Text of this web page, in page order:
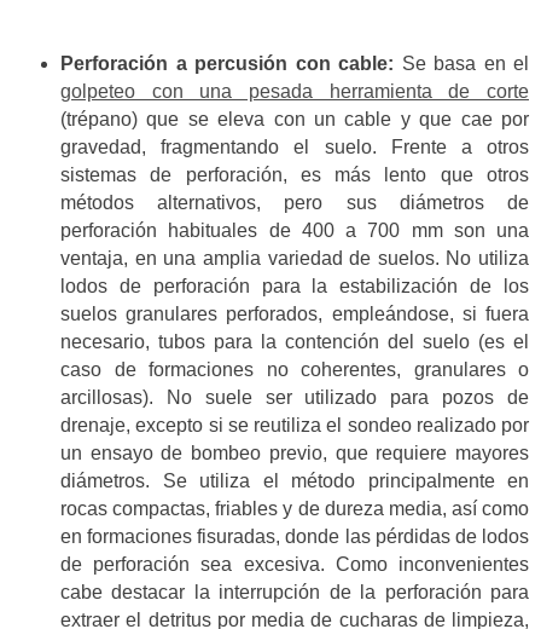
Perforación a percusión con cable: Se basa en el
golpeteo con una pesada herramienta de corte
(trépano) que se eleva con un cable y que cae por
gravedad, fragmentando el suelo. Frente a otros
sistemas de perforación, es más lento que otros
métodos alternativos, pero sus diámetros de
perforación habituales de 400 a 700 mm son una
ventaja, en una amplia variedad de suelos. No utiliza
lodos de perforación para la estabilización de los
suelos granulares perforados, empleándose, si fuera
necesario, tubos para la contención del suelo (es el
caso de formaciones no coherentes, granulares o
arcillosas). No suele ser utilizado para pozos de
drenaje, excepto si se reutiliza el sondeo realizado por
un ensayo de bombeo previo, que requiere mayores
diámetros. Se utiliza el método principalmente en
rocas compactas, friables y de dureza media, así como
en formaciones fisuradas, donde las pérdidas de lodos
de perforación sea excesiva. Como inconvenientes
cabe destacar la interrupción de la perforación para
extraer el detritus por media de cucharas de limpieza,